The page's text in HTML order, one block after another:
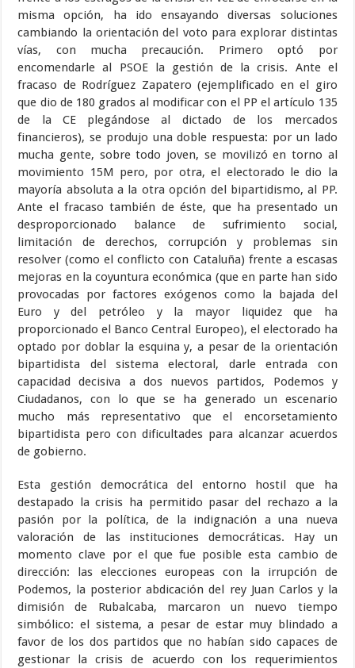
misma opción, ha ido ensayando diversas soluciones
cambiando la orientación del voto para explorar distintas
vías, con mucha precaución. Primero optó por
encomendarle al PSOE la gestión de la crisis. Ante el
fracaso de Rodríguez Zapatero (ejemplificado en el giro
que dio de 180 grados al modificar con el PP el artículo 135
de la CE plegándose al dictado de los mercados
financieros), se produjo una doble respuesta: por un lado
mucha gente, sobre todo joven, se movilizó en torno al
movimiento 15M pero, por otra, el electorado le dio la
mayoría absoluta a la otra opción del bipartidismo, al PP.
Ante el fracaso también de éste, que ha presentado un
desproporcionado balance de sufrimiento social,
limitación de derechos, corrupción y problemas sin
resolver (como el conflicto con Cataluña) frente a escasas
mejoras en la coyuntura económica (que en parte han sido
provocadas por factores exógenos como la bajada del
Euro y del petróleo y la mayor liquidez que ha
proporcionado el Banco Central Europeo), el electorado ha
optado por doblar la esquina y, a pesar de la orientación
bipartidista del sistema electoral, darle entrada con
capacidad decisiva a dos nuevos partidos, Podemos y
Ciudadanos, con lo que se ha generado un escenario
mucho más representativo que el encorsetamiento
bipartidista pero con dificultades para alcanzar acuerdos
de gobierno.
Esta gestión democrática del entorno hostil que ha
destapado la crisis ha permitido pasar del rechazo a la
pasión por la política, de la indignación a una nueva
valoración de las instituciones democráticas. Hay un
momento clave por el que fue posible esta cambio de
dirección: las elecciones europeas con la irrupción de
Podemos, la posterior abdicación del rey Juan Carlos y la
dimisión de Rubalcaba, marcaron un nuevo tiempo
simbólico: el sistema, a pesar de estar muy blindado a
favor de los dos partidos que no habían sido capaces de
gestionar la crisis de acuerdo con los requerimientos